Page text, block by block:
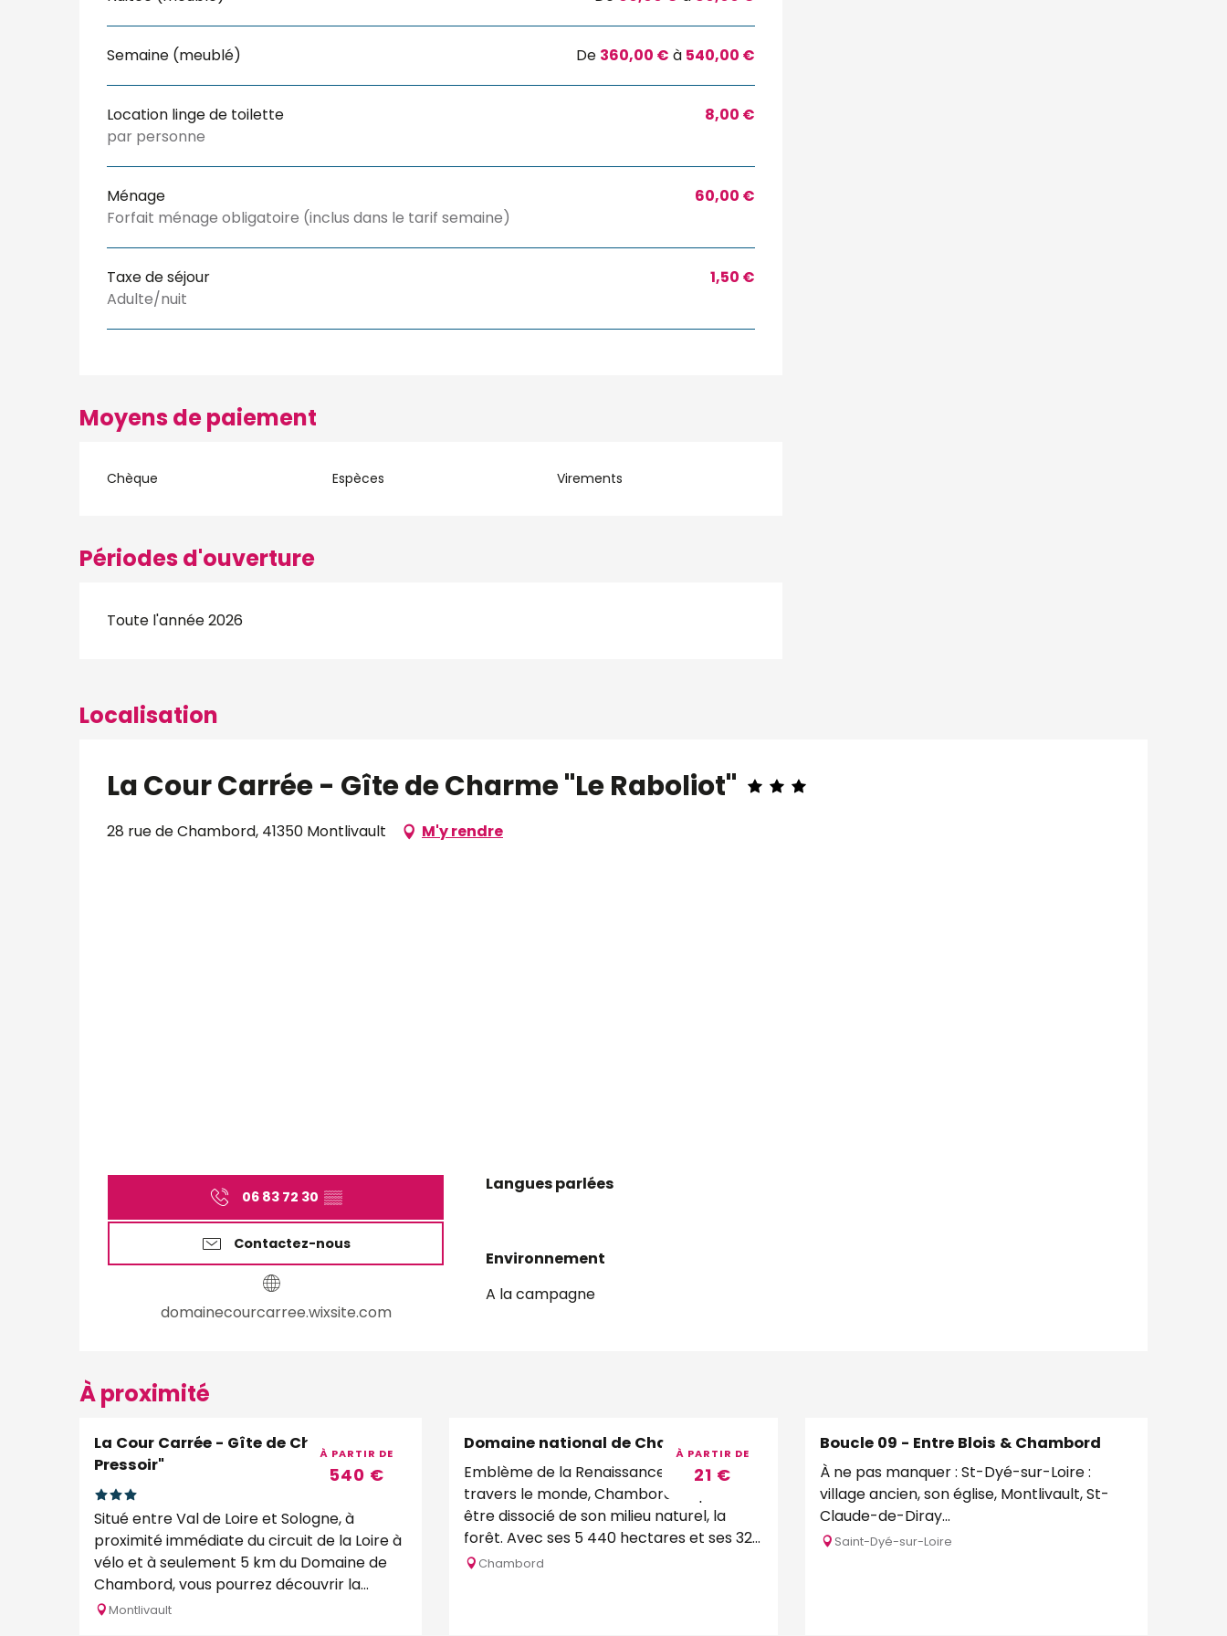
Semaine (meublé) De 360,00 € à 540,00 €
Location linge de toilette
par personne
8,00 €
Ménage
Forfait ménage obligatoire (inclus dans le tarif semaine)
60,00 €
Taxe de séjour
Adulte/nuit
1,50 €
Moyens de paiement
Chèque Espèces Virements
Périodes d'ouverture
Toute l'année 2026
Localisation
La Cour Carrée - Gîte de Charme "Le Raboliot"
28 rue de Chambord, 41350 Montlivault M'y rendre
06 83 72 30 ▒▒
Contactez-nous
domainecourcarree.wixsite.com
Langues parlées
Langues parlées
Environnement
Environnement
A la campagne
À proximité
À PARTIR DE
540 €
La Cour Carrée - Gîte de Charme "Le
Pressoir"
Situé entre Val de Loire et Sologne, à
proximité immédiate du circuit de la Loire à
vélo et à seulement 5 km du Domaine de
Chambord, vous pourrez découvrir la
région grâce à la...
Montlivault
À PARTIR DE
21 €
Domaine national de Chambord
Emblème de la Renaissance française à
travers le monde, Chambord ne peut
être dissocié de son milieu naturel, la
forêt. Avec ses 5 440 hectares et ses 32
kilomètres de murs...
Chambord
Boucle 09 - Entre Blois & Chambord
À ne pas manquer : St-Dyé-sur-Loire :
village ancien, son église, Montlivault, St-
Claude-de-Diray...
Saint-Dyé-sur-Loire